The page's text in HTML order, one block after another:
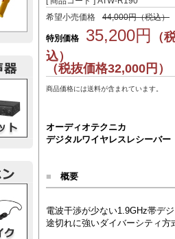
希望小売価格
44,000円（税込）
特別価格 35,200円 （
込）
（税抜価格32,000円）
商品価格には送料が含まれています。
オーディオテクニカ
デジタルワイヤレスレシーバー
■ 概要
電波干渉が少ない1.9GHz帯デ
途切れに強いダイバーシティ